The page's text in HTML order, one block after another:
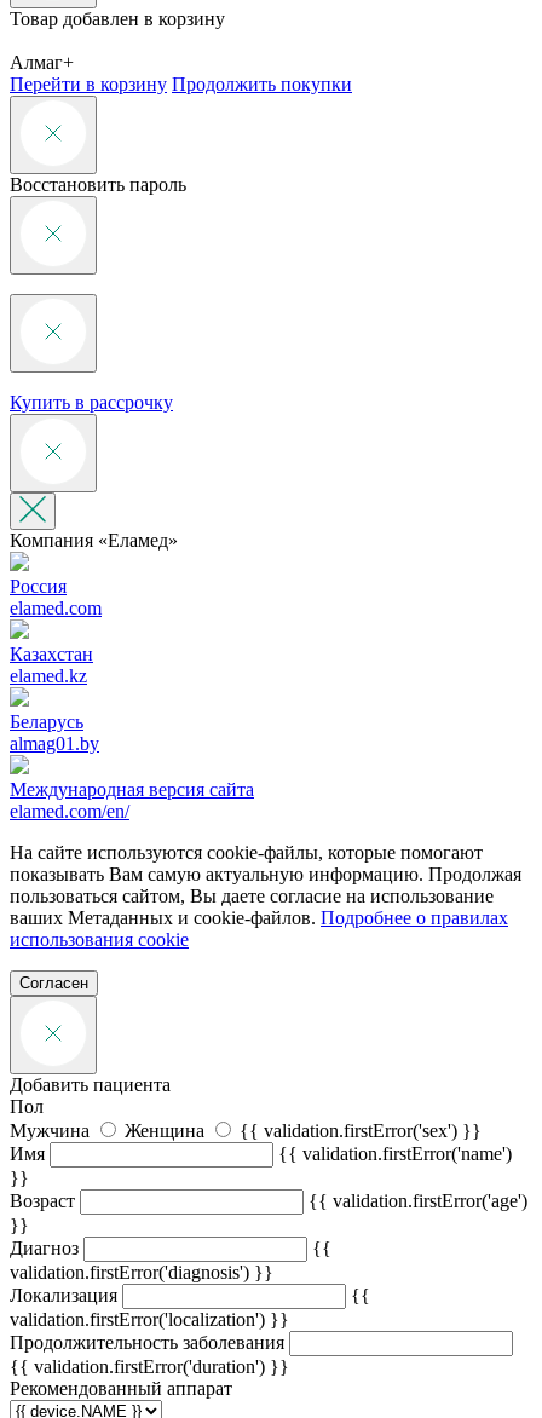
Товар добавлен в корзину
Алмаг+
Перейти в корзину Продолжить покупки
Восстановить пароль
Купить в рассрочку
Компания «‎Еламед»
Россия
elamed.com
Казахстан
elamed.kz
Беларусь
almag01.by
Международная версия сайта
elamed.com/en/
На сайте используются cookie-файлы, которые помогают
показывать Вам самую актуальную информацию. Продолжая
пользоваться сайтом, Вы даете согласие на использование
ваших Метаданных и cookie-файлов. Подробнее о правилах
использования cookie
Согласен
Добавить пациента
Пол
Мужчина
Женщина
{{ validation.firstError('sex') }}
Имя
{{ validation.firstError('name')
}}
Возраст
{{ validation.firstError('age')
}}
Диагноз
{{
validation.firstError('diagnosis') }}
Локализация
{{
validation.firstError('localization') }}
Продолжительность заболевания
{{ validation.firstError('duration') }}
Рекомендованный аппарат